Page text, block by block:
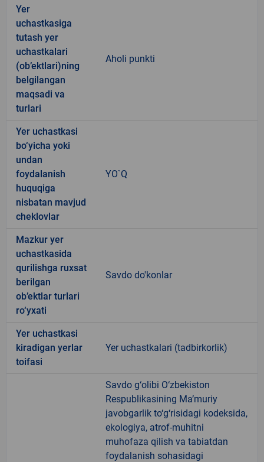
Yer
uchastkasiga
tutash yer
uchastkalari
(ob’ektlari)ning
belgilangan
maqsadi va
turlari
Aholi punkti
Yer uchastkasi
bo‘yicha yoki
undan
foydalanish
huquqiga
nisbatan mavjud
cheklovlar
YO`Q
Mazkur yer
uchastkasida
qurilishga ruxsat
berilgan
ob’ektlar turlari
ro‘yxati
Savdo do'konlar
Yer uchastkasi
kiradigan yerlar
toifasi
Yer uchastkalari (tadbirkorlik)
Savdo g‘olibi O‘zbekiston
Respublikasining Ma’muriy
javobgarlik to‘g‘risidagi kodeksida,
ekologiya, atrof-muhitni
muhofaza qilish va tabiatdan
foydalanish sohasidagi